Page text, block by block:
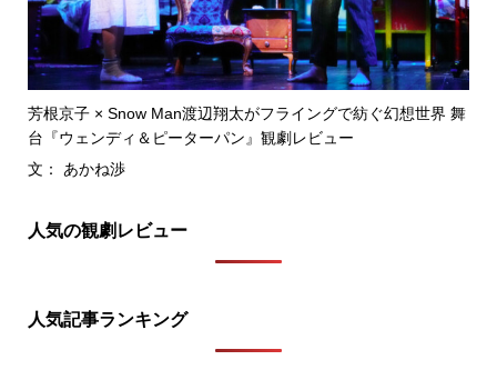
芳根京子 × Snow Man渡辺翔太がフライングで紡ぐ幻想世界 舞
台『ウェンディ＆ピーターパン』観劇レビュー
文： あかね渉
人気の観劇レビュー
人気記事ランキング